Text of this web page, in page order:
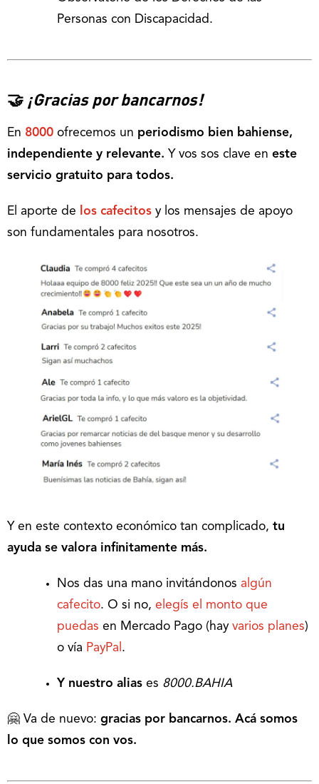
Personas con Discapacidad.
🤝 ¡Gracias por bancarnos!
En 8000 ofrecemos un periodismo bien bahiense,
independiente y relevante. Y vos sos clave en este
servicio gratuito para todos.
El aporte de los cafecitos y los mensajes de apoyo
son fundamentales para nosotros.
Y en este contexto económico tan complicado, tu
ayuda se valora infinitamente más.
Nos das una mano invitándonos algún
cafecito. O si no, elegís el monto que
puedas en Mercado Pago (hay varios planes)
o vía PayPal .
Y nuestro alias es 8000.BAHIA
🤗 Va de nuevo: gracias por bancarnos. Acá somos
lo que somos con vos.